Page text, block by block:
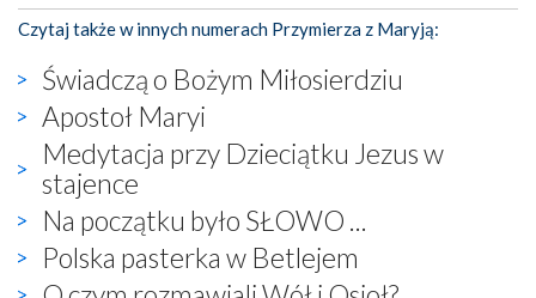
Czytaj także w innych numerach Przymierza z Maryją:
Świadczą o Bożym Miłosierdziu
Apostoł Maryi
Medytacja przy Dzieciątku Jezus w
stajence
Na początku było SŁOWO ...
Polska pasterka w Betlejem